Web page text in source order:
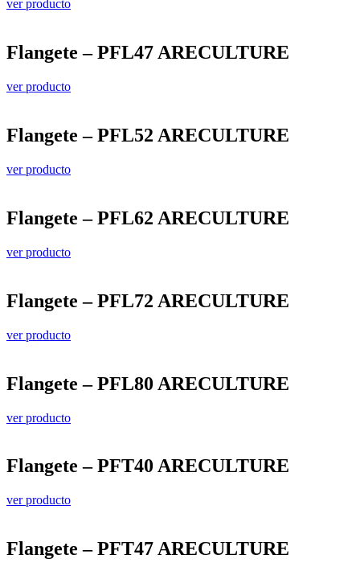
ver producto
Flangete – PFL47 ARECULTURE
ver producto
Flangete – PFL52 ARECULTURE
ver producto
Flangete – PFL62 ARECULTURE
ver producto
Flangete – PFL72 ARECULTURE
ver producto
Flangete – PFL80 ARECULTURE
ver producto
Flangete – PFT40 ARECULTURE
ver producto
Flangete – PFT47 ARECULTURE